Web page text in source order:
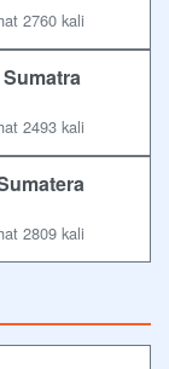
2760 kali
2493 kali
2809 kali